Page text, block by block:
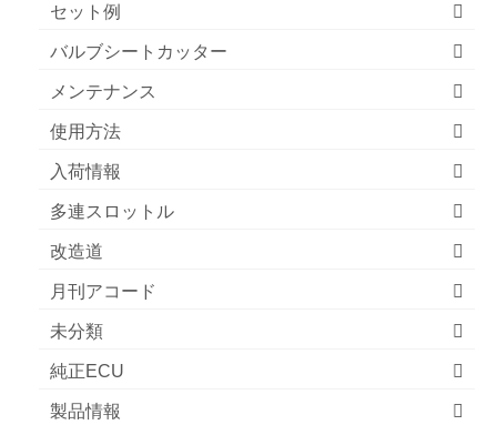
セット例
バルブシートカッター
メンテナンス
使用方法
入荷情報
多連スロットル
改造道
月刊アコード
未分類
純正ECU
製品情報